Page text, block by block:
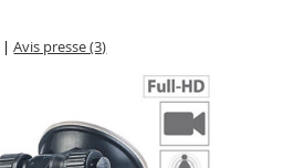
|Avis presse (3)